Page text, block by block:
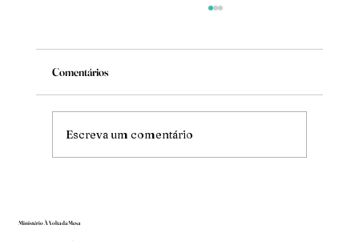
Mude
Comentários
Escreva um comentário
Ministério À Volta da Mesa